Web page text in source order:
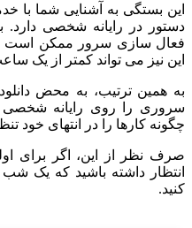
این بستگی به آشنایی شما با
دستور در رایانه شخصی دارد.
فعال سازی سرور ممکن است
این نیز می تواند کمتر از یک
سروری را روی رایانه شخصی
چگونه کارها را در انتهای خود
صرف نظر از این، اگر برای
انتظار داشته باشید که یک
کنید.